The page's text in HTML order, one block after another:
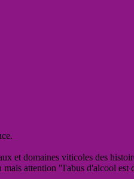
et domaines viticoles des
attention "l'abus d'alcool est